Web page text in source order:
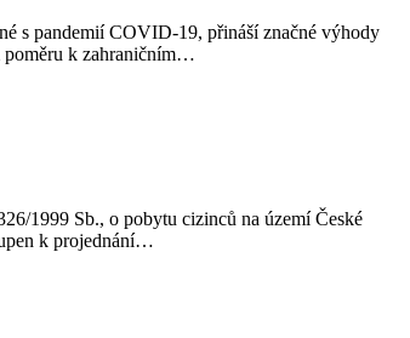
s pandemií COVID-19, přináší značné výhody
poměru k zahraničním…
1999 Sb., o pobytu cizinců na území České
k projednání…